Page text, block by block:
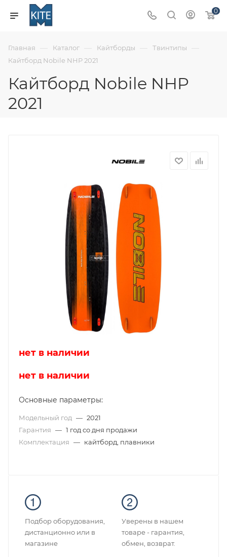
0
Главная — Каталог — Кайтборды — Твинтипы —
Кайтборд Nobile NHP 2021
Кайтборд Nobile NHP
2021
нет в наличии
нет в наличии
Основные параметры:
Модельный год — 2021
Гарантия — 1 год со дня продажи
Комплектация — кайтборд, плавники
Подбор оборудования,
дистанционно или в
магазине
Уверены в нашем
товаре - гарантия,
обмен, возврат.